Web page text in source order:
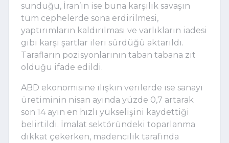
sunduğu, İran’ın ise buna karşılık savaşın
tüm cephelerde sona erdirilmesi,
yaptırımların kaldırılması ve varlıkların iadesi
gibi karşı şartlar ileri sürdüğü aktarıldı.
Tarafların pozisyonlarının taban tabana zıt
olduğu ifade edildi.
ABD ekonomisine ilişkin verilerde ise sanayi
üretiminin nisan ayında yüzde 0,7 artarak
son 14 ayın en hızlı yükselişini kaydettiği
belirtildi. İmalat sektöründeki toparlanma
dikkat çekerken, madencilik tarafında